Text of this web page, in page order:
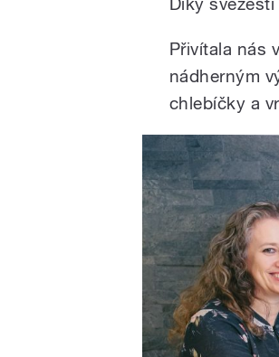
Přivítala nás
nádherným
chlebíčky a